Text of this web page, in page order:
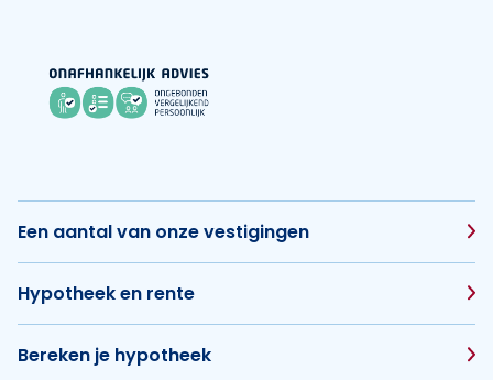
Een aantal van onze vestigingen
Hypotheek en rente
Bereken je hypotheek